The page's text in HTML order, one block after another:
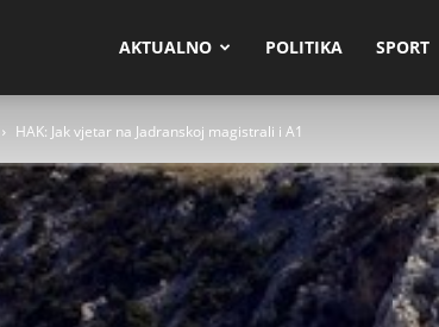
AKTUALNO POLITIKA SPORT
HAK: Jak vjetar na Jadranskoj magistrali i A1